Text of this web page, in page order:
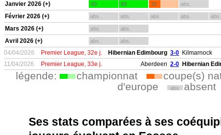
Janvier 2026 (+) 90 88 35 abs.
Février 2026 (+) abs. abs. abs. abs. abs.
Mars 2026 (+) abs. abs.
Avril 2026 (+) abs. abs.
04/04/2026 Premier League, 32e j. Hibernian Edimbourg 3-0 Kilmarnock
11/04/2026
Premier League, 33e j. Aberdeen 2-0 Hibernian
légende: championnat
coupe(s)
d'europe
abs. absent
Ses stats comparées à ses